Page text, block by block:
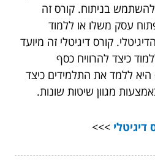
בניתוח. קורס זה
עסק משלו או ללמוד
קורס דיגיטלי זה מיועד
כיצד להרוויח כסף
ללמד את התלמידים כיצד
מגוון שיטות שונות.
>>>